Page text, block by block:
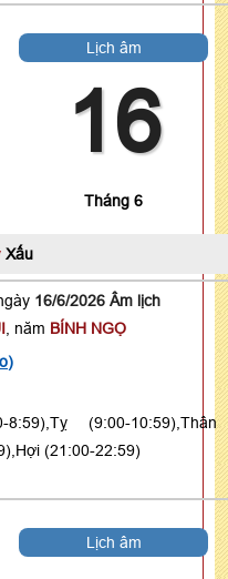
Lịch âm
16
Tháng 6
Xấu
16/6/2026 Âm lịch
, năm BÍNH NGỌ
(9:00-10:59),Thân
(21:00-22:59)
Lịch âm